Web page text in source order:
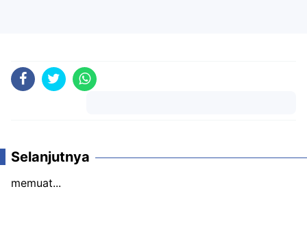
Selanjutnya
memuat...